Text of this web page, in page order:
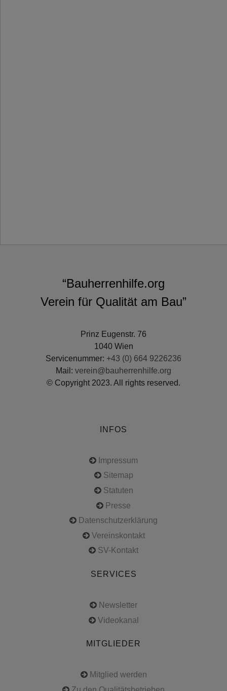
“Bauherrenhilfe.org
Verein für Qualität am Bau”
Prinz Eugenstr. 76
1040 Wien
Servicenummer: +43 (0) 664 9226236
Mail: verein@bauherrenhilfe.org
© Copyright 2023. All rights reserved.
INFOS
Impressum
Sitemap
Statuten
Presse
Datenschutzerklärung
Vereinskontakt
SV-Kontakt
SERVICES
Newsletter
Videokanal
MITGLIEDER
Mitglied werden